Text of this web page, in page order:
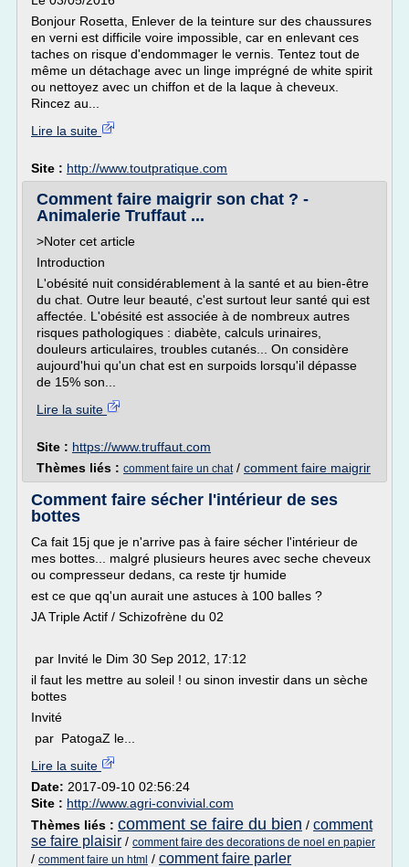
Bonjour Rosetta, Enlever de la teinture sur des chaussures
en verni est difficile voire impossible, car en enlevant ces
taches on risque d'endommager le vernis. Tentez tout de
même un détachage avec un linge imprégné de white spirit
ou nettoyez avec un chiffon et de la laque à cheveux.
Rincez au...
Lire la suite
Site : http://www.toutpratique.com
Comment faire maigrir son chat ? -
Animalerie Truffaut ...
>Noter cet article
Introduction
L'obésité nuit considérablement à la santé et au bien-être
du chat. Outre leur beauté, c'est surtout leur santé qui est
affectée. L'obésité est associée à de nombreux autres
risques pathologiques : diabète, calculs urinaires,
douleurs articulaires, troubles cutanés... On considère
aujourd'hui qu'un chat est en surpoids lorsqu'il dépasse
de 15% son...
Lire la suite
Site : https://www.truffaut.com
Thèmes liés : comment faire un chat/ comment faire maigrir
Comment faire sécher l'intérieur de ses
bottes
Ca fait 15j que je n'arrive pas à faire sécher l'intérieur de
mes bottes... malgré plusieurs heures avec seche cheveux
ou compresseur dedans, ca reste tjr humide
est ce que qq'un aurait une astuces à 100 balles ?
JA Triple Actif / Schizofrène du 02
par Invité le Dim 30 Sep 2012, 17:12
il faut les mettre au soleil ! ou sinon investir dans un sèche
bottes
Invité
par PatogaZ le...
Lire la suite
Date: 2017-09-10 02:56:24
Site : http://www.agri-convivial.com
Thèmes liés : comment se faire du bien / comment
se faire plaisir / comment faire des decorations de noel en papier
/ comment faire un html / comment faire parler